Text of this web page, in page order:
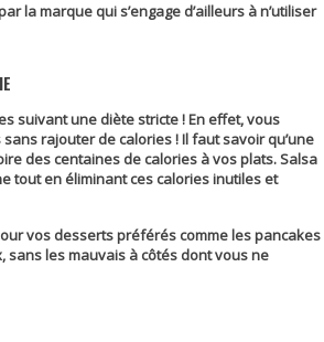
la marque qui s’engage d’ailleurs à n’utiliser
suivant une diète stricte ! En effet, vous
rajouter de calories ! Il faut savoir qu’une
des centaines de calories à vos plats.Salsa
tout en éliminant ces calories inutiles et
vos desserts préférés comme les pancakes
les mauvais à côtés dont vous ne